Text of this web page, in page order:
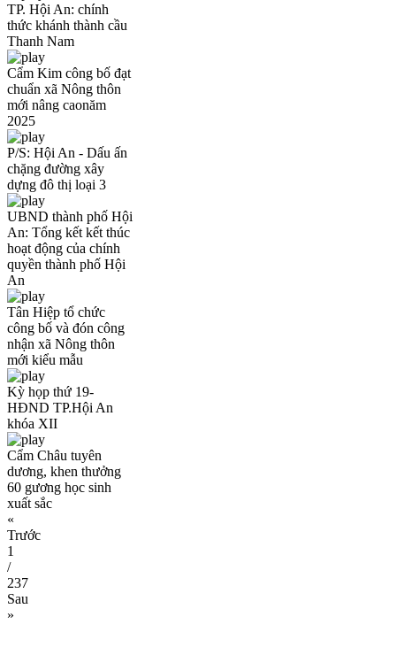
TP. Hội An: chính
thức khánh thành cầu
Thanh Nam
Cẩm Kim công bố đạt
chuẩn xã Nông thôn
mới nâng caonăm
2025
P/S: Hội An - Dấu ấn
chặng đường xây
dựng đô thị loại 3
UBND thành phố Hội
An: Tổng kết kết thúc
hoạt động của chính
quyền thành phố Hội
An
Tân Hiệp tổ chức
công bố và đón công
nhận xã Nông thôn
mới kiểu mẫu
Kỳ họp thứ 19-
HĐND TP.Hội An
khóa XII
Cẩm Châu tuyên
dương, khen thưởng
60 gương học sinh
xuất sắc
«
Trước
1
/
237
Sau
»